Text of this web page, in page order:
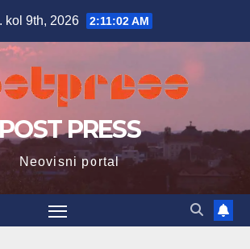
kol 9th, 2026 2:11:03 AM
PRESS
Neovisni portal